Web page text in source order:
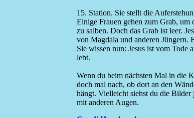
15. Station. Sie stellt die
Einige Frauen gehen zum Grab, um
zu salben. Doch das Grab ist leer.
von Magdala und anderen Jüngern.
Sie wissen nun: Jesus ist vom Tode
lebt.
Wenn du beim nächsten Mal in die
doch mal nach, ob dort an den
hängt. Vielleicht siehst du die Bilder
mit anderen Augen.